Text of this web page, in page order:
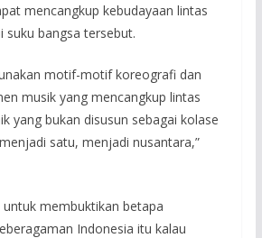
mencangkup kebudayaan lintas
suku bangsa tersebut.
motif-motif koreografi dan
musik yang mencangkup lintas
yang bukan disusun sebagai kolase
satu, menjadi nusantara,”
untuk membuktikan betapa
Indonesia itu kalau